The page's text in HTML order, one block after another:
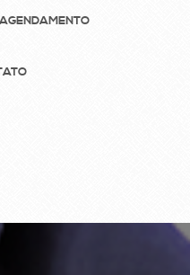
AGENDAMENTO